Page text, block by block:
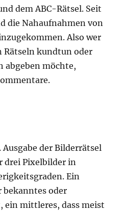
dem ABC-Rätsel. Seit
die Nahaufnahmen von
Also wer
Rätseln kundtun oder
abgeben möchte,
der Bilderrätsel
drei Pixelbilder in
Ein
bekanntes oder
ein mittleres, dass meist